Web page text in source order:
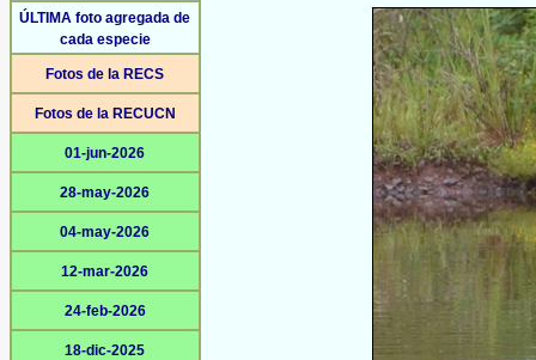
ÚLTIMA foto agregada de
cada especie
Fotos de la RECS
Fotos de la RECUCN
01-jun-2026
28-may-2026
04-may-2026
12-mar-2026
24-feb-2026
18-dic-2025